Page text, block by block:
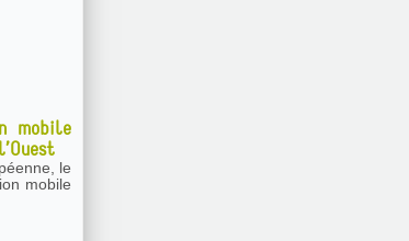
mobile
le
mobile